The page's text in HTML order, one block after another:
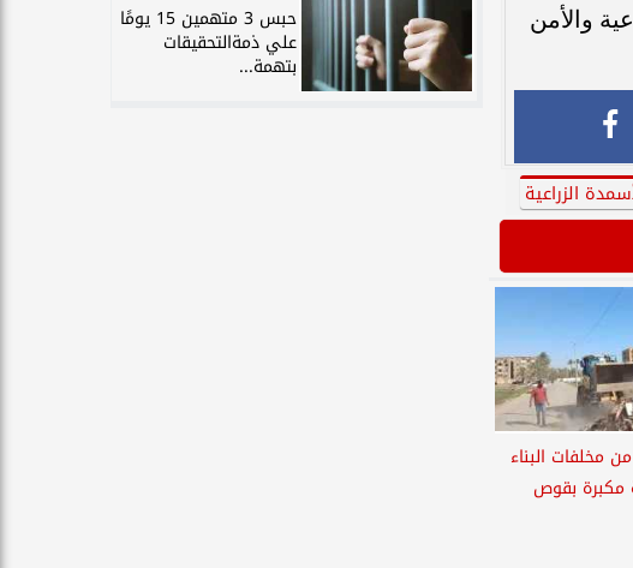
والأمن
الزراعية
من مخلفات البناء
بقوص
حبس 3 متهمين 15 يومًا
علي ذمةالتحقيقات
بتهمة...